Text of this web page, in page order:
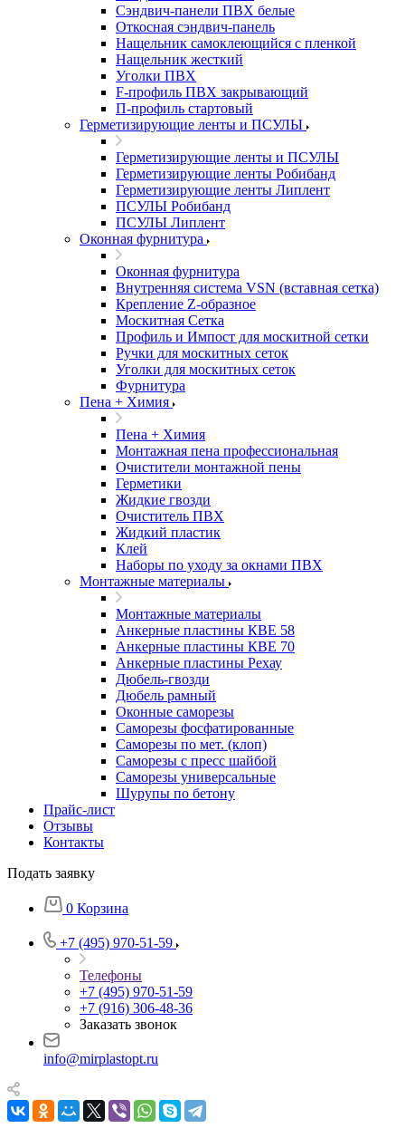
Сэндвич-панели ПВХ белые
Откосная сэндвич-панель
Нащельник самоклеющийся с пленкой
Нащельник жесткий
Уголки ПВХ
F-профиль ПВХ закрывающий
П-профиль стартовый
Герметизирующие ленты и ПСУЛЫ
Герметизирующие ленты и ПСУЛЫ
Герметизирующие ленты Робибанд
Герметизирующие ленты Липлент
ПСУЛЫ Робибанд
ПСУЛЫ Липлент
Оконная фурнитура
Оконная фурнитура
Внутренняя система VSN (вставная сетка)
Крепление Z-образное
Москитная Сетка
Профиль и Импост для москитной сетки
Ручки для москитных сеток
Уголки для москитных сеток
Фурнитура
Пена + Химия
Пена + Химия
Монтажная пена профессиональная
Очистители монтажной пены
Герметики
Жидкие гвозди
Очиститель ПВХ
Жидкий пластик
Клей
Наборы по уходу за окнами ПВХ
Монтажные материалы
Монтажные материалы
Анкерные пластины КВЕ 58
Анкерные пластины КВЕ 70
Анкерные пластины Рехау
Дюбель-гвозди
Дюбель рамный
Оконные саморезы
Саморезы фосфатированные
Саморезы по мет. (клоп)
Саморезы с пресс шайбой
Саморезы универсальные
Шурупы по бетону
Прайс-лист
Отзывы
Контакты
Подать заявку
0 Корзина
+7 (495) 970-51-59
Телефоны
+7 (495) 970-51-59
+7 (916) 306-48-36
Заказать звонок
info@mirplastopt.ru